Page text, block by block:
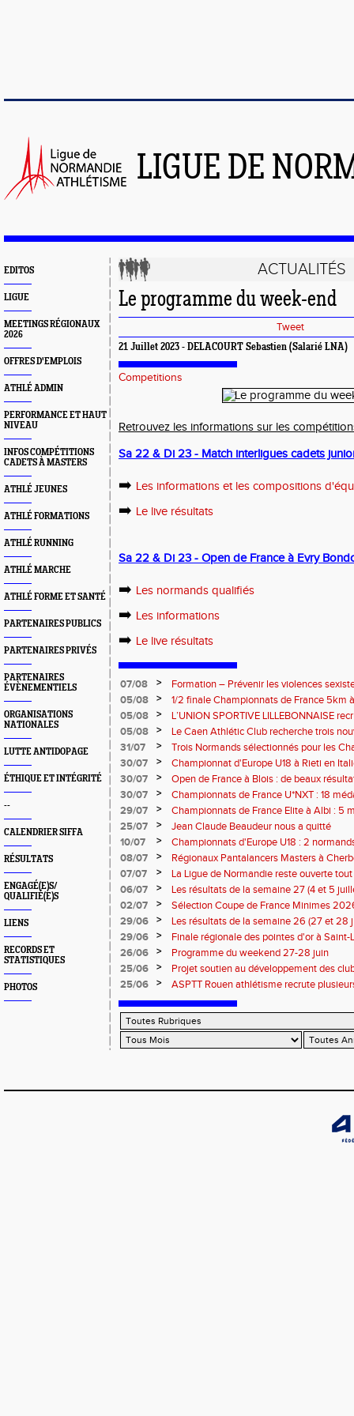
LIGUE DE
EDITOS
LIGUE
MEETINGS RÉGIONAUX
2026
OFFRES D'EMPLOIS
ATHLÉ ADMIN
PERFORMANCE ET HAUT
NIVEAU
INFOS COMPÉTITIONS
CADETS À MASTERS
ATHLÉ JEUNES
ATHLÉ FORMATIONS
ATHLÉ RUNNING
ATHLÉ MARCHE
ATHLÉ FORME ET SANTÉ
PARTENAIRES PUBLICS
PARTENAIRES PRIVÉS
PARTENAIRES
ÉVÈNEMENTIELS
ORGANISATIONS
NATIONALES
LUTTE ANTIDOPAGE
ÉTHIQUE ET INTÉGRITÉ
--
CALENDRIER SIFFA
RÉSULTATS
ENGAGÉ(E)S/
QUALIFIÉ(E)S
LIENS
RECORDS ET
STATISTIQUES
PHOTOS
ACTUALITÉS
Le programme du week-end
Tweet
21 Juillet 2023 - DELACOURT Sebastien (Salarié LNA)
Competitions
Retrouvez les informations sur les
Sa 22 & Di 23 - Match interligues cadets
➡️ Les informations et les compositions
➡️ Le live résultats
Sa 22 & Di 23 - Open de France à Evry
➡️ Les normands qualifiés
➡️ Les informations
➡️ Le live résultats
07/08 >
Formation – Prévenir les violences
: le 26 septembre 2026
05/08 >
1/2 finale Championnats de France 5km
13 septembre 2026 : les informations
05/08 >
L’UNION SPORTIVE LILLEBONNAISE
rentrée 2026
05/08 >
Le Caen Athlétic Club recherche trois
civique à compter de septembre 2026
31/07 >
Trois Normands sélectionnés pour les
Eugene !
30/07 >
Championnat d'Europe U18 à Rieti en
normands
30/07 >
Open de France à Blois : de beaux
30/07
>
Championnats de France U*NXT : 18
29/07
>
Championnats de France Elite à Albi : 5
titres !
25/07 >
Jean Claude Beaudeur nous a quitté
10/07
>
Championnats d'Europe U18 : 2
08/07
>
Régionaux Pantalancers Masters à
07/07
>
La Ligue de Normandie reste ouverte tout
06/07
>
Les résultats de la semaine 27 (4 et 5
02/07
>
Sélection Coupe de France Minimes
29/06
>
Les résultats de la semaine 26 (27 et 28
29/06
>
Finale régionale des pointes d'or à
informations
26/06 >
Programme du weekend 27-28 juin
25/06
>
Projet soutien au développement des
25/06
> ASPTT Rouen athlétisme recrute